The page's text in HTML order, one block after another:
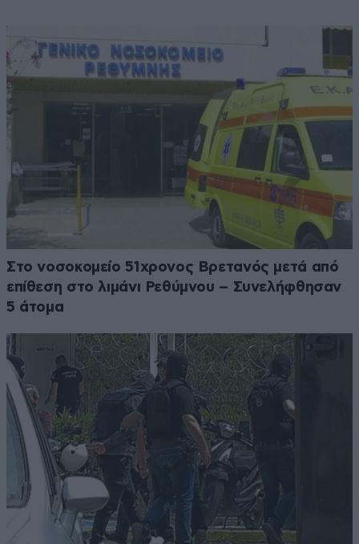
Στο νοσοκομείο 51χρονος Βρετανός μετά από
επίθεση στο λιμάνι Ρεθύμνου – Συνελήφθησαν
5 άτομα